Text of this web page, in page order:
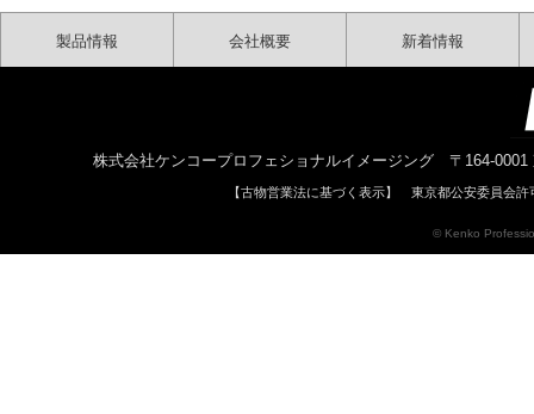
製品情報 会社概要 新着情報
株式会社ケンコープロフェショナルイメージング 〒164-
【古物営業法に基づく表示】 東京都公安委員会
© Kenko